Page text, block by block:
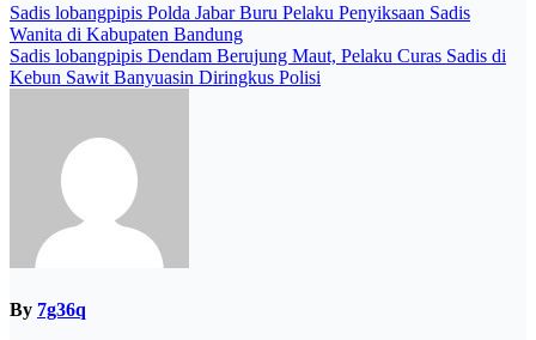
Post
navigation
Sadis lobangpipis Polda Jabar Buru Pelaku Penyiksaan Sadis
Wanita di Kabupaten Bandung
Sadis lobangpipis Dendam Berujung Maut, Pelaku Curas Sadis di
Kebun Sawit Banyuasin Diringkus Polisi
By 7g36q